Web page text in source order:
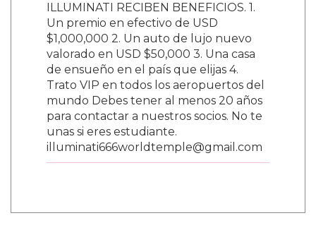
ILLUMINATI RECIBEN BENEFICIOS. 1.
Un premio en efectivo de USD
$1,000,000 2. Un auto de lujo nuevo
valorado en USD $50,000 3. Una casa
de ensueño en el país que elijas 4.
Trato VIP en todos los aeropuertos del
mundo Debes tener al menos 20 años
para contactar a nuestros socios. No te
unas si eres estudiante.
illuminati666worldtemple@gmail.com